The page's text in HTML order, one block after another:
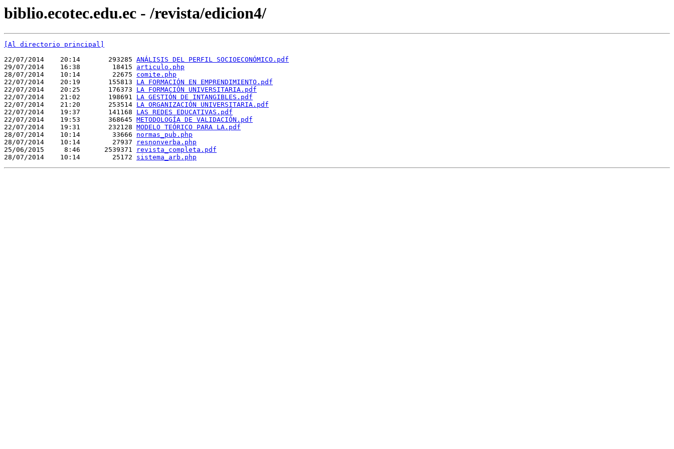
biblio.ecotec.edu.ec - /revista/edicion4/
[Al directorio principal]
22/07/2014    20:14       293285 ANÁLISIS DEL PERFIL SOCIOECONÓMICO.pdf
29/07/2014    16:38        18415 articulo.php
28/07/2014    10:14        22675 comite.php
22/07/2014    20:19       155813 LA FORMACIÓN EN EMPRENDIMIENTO.pdf
22/07/2014    20:25       176373 LA FORMACIÓN UNIVERSITARIA.pdf
22/07/2014    21:02       198691 LA GESTIÓN DE INTANGIBLES.pdf
22/07/2014    21:20       253514 LA ORGANIZACIÓN UNIVERSITARIA.pdf
22/07/2014    19:37       141168 LAS REDES EDUCATIVAS.pdf
22/07/2014    19:53       368645 METODOLOGÍA DE VALIDACIÓN.pdf
22/07/2014    19:31       232128 MODELO TEÓRICO PARA LA.pdf
28/07/2014    10:14        33666 normas_pub.php
28/07/2014    10:14        27937
resnonverba.php
25/06/2015     8:46      2539371
revista_completa.pdf
28/07/2014    10:14        25172 sistema_arb.php